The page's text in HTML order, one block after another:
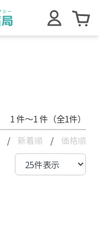
1 件～1 件（全1件）
/ 新着順 / 価格順